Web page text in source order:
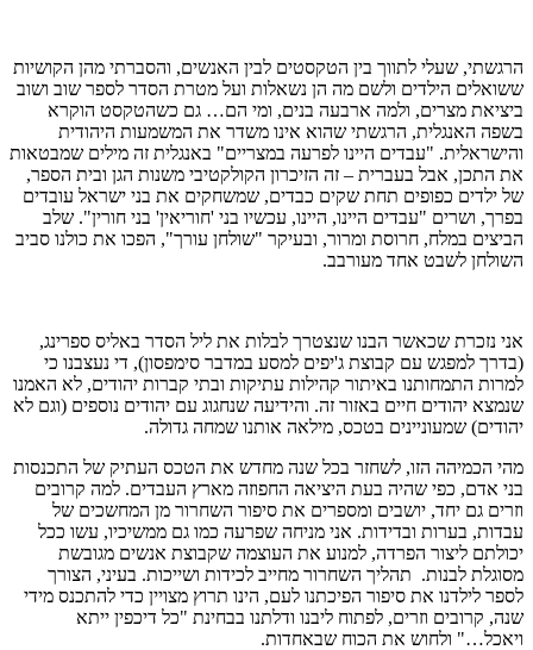
הרגשתי, שעלי לתווך בין הטקסטים לבין האנשים, והסברתי מהן הקושיות
ששואלים הילדים ולשם מה הן נשאלות ועל מטרת הסדר לספר שוב ושוב
ביציאת מצרים, ולמה ארבעה בנים, ומי הם… גם כשהטקסט הוקרא
בשפה האנגלית, הרגשתי שהוא אינו משדר את המשמעות היהודית
והישראלית. "עבדים היינו לפרעה במצריים" באנגלית זה מילים שמבטאות
את התכן, אבל בעברית – זה הזיכרון הקולקטיבי משנות הגן ובית הספר,
של ילדים כפופים תחת שקים כבדים, שמשחקים את בני ישראל עובדים
בפרך, ושרים "עבדים היינו, היינו, עכשיו בני 'חוריאין' בני חורין". שלב
הביצים במלח, חרוסת ומרור, ובעיקר "שולחן עורך", הפכו את כולנו סביב
השולחן לשבט אחד מעורבב.
אני נזכרת שכאשר הבנו שנצטרך לבלות את ליל הסדר באליס ספרינג,
(בדרך למפגש עם קבוצת ג'יפים למסע במדבר סימפסון), די נעצבנו כי
למרות התמחותנו באיתור קהילות עתיקות ובתי קברות יהודים, לא האמנו
שנמצא יהודים חיים באזור זה. והידיעה שנחגוג עם יהודים נוספים (וגם לא
יהודים) שמעוניינים בטכס, מילאה אותנו שמחה גדולה.
מהי הכמיהה הזו, לשחזר בכל שנה מחדש את הטכס העתיק של התכנסות
בני אדם, כפי שהיה בעת היציאה החפוזה מארץ העבדים. למה קרובים
וזרים גם יחד, יושבים ומספרים את סיפור השחרור מן המחשכים של
עבדות, בערות ובדידות. אני מניחה שפרעה כמו גם ממשיכיו, עשו ככל
יכולתם ליצור הפרדה, למנוע את העוצמה שקבוצת אנשים מגובשת
מסוגלת לבנות. תהליך השחרור מחייב לכידות ושייכות. בעיני, הצורך
לספר לילדנו את סיפור הפיכתנו לעם, הינו תרוץ מצויין כדי להתכנס מידי
שנה, קרובים וזרים, לפתוח ליבנו ודלתנו בבחינת "כל דיכפין ייתא
ויאכל…" ולחוש את הכוח שבאחדות.